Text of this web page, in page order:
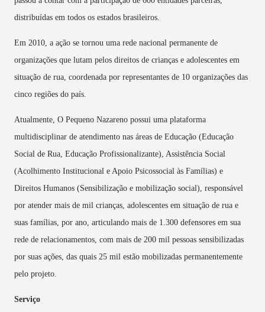
distribuídas em todos os estados brasileiros.
Em 2010, a ação se tornou uma rede nacional permanente de
organizações que lutam pelos direitos de crianças e adolescentes em
situação de rua, coordenada por representantes de 10 organizações das
cinco regiões do país.
Atualmente, O Pequeno Nazareno possui uma plataforma
multidisciplinar de atendimento nas áreas de Educação (Educação
Social de Rua, Educação Profissionalizante), Assistência Social
(Acolhimento Institucional e Apoio Psicossocial às Famílias) e
Direitos Humanos (Sensibilização e mobilização social), responsável
por atender mais de mil crianças, adolescentes em situação de rua e
suas famílias, por ano, articulando mais de 1.300 defensores em sua
rede de relacionamentos, com mais de 200 mil pessoas sensibilizadas
por suas ações, das quais 25 mil estão mobilizadas permanentemente
pelo projeto.
Serviço